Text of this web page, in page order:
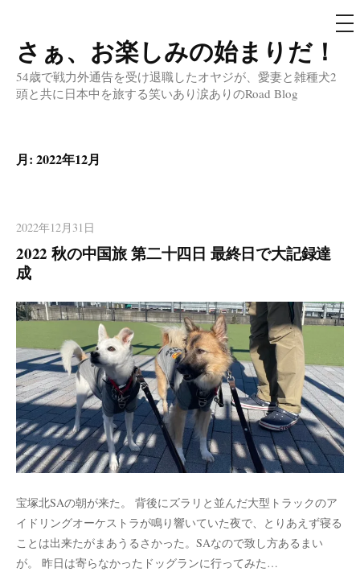
コ
ン
テ
へ
ッ
さぁ、お楽しみの始まりだ！
54歳で戦力外通告を受け退職したオヤジが、愛妻と雑種犬2
頭と共に日本中を旅する笑いあり涙ありのRoad Blog
メ
ニ
月: 2022年12月
2022年12月31日
2022 秋の中国旅 第二十四日 最終日で大記録達
成
宝塚北SAの朝が来た。 背後にズラリと並んだ大型トラックのア
イドリングオーケストラが鳴り響いていた夜で、とりあえず寝る
ことは出来たがまあうるさかった。SAなので致し方あるまい
が。 昨日は寄らなかったドッグランに行ってみた…